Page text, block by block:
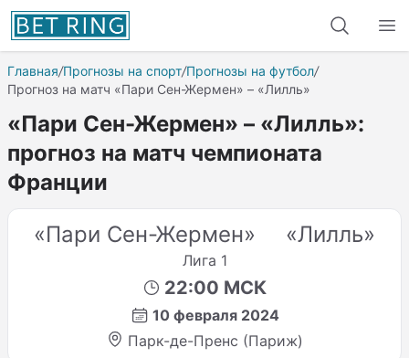
Главная/Прогнозы на спорт/Прогнозы на футбол/
Прогноз на матч «Пари Сен-Жермен» – «Лилль»
«Пари Сен-Жермен» – «Лилль»:
прогноз на матч чемпионата
Франции
«Пари Сен-Жермен»
«Лилль»
Лига 1
22:00 МСК
10 февраля 2024
Парк-де-Пренс (Париж)